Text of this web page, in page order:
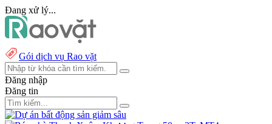
Đang xử lý...
Gói dịch vụ Rao vặt
Đăng nhập
Đăng tin